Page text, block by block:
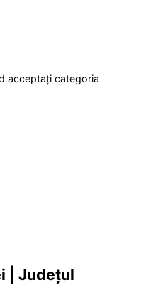
acceptați categoria
| Județul